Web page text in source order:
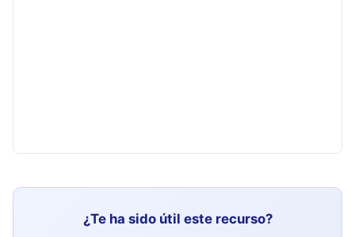
¿Te ha sido útil este recurso?